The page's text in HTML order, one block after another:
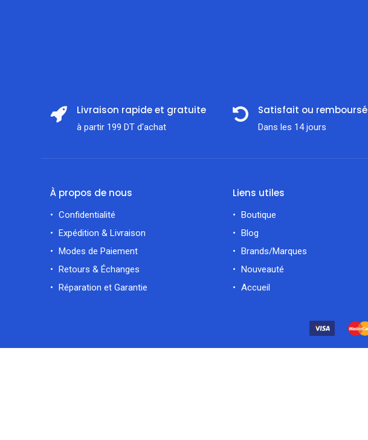
Livraison rapide et gratuite
à partir 199 DT d'achat
Satisfait ou remboursé
Dans les 14 jours
À propos de nous
Confidentialité
Expédition & Livraison
Modes de Paiement
Retours & Échanges
Réparation et Garantie
Liens utiles
Boutique
Blog
Brands/Marques
Nouveauté
Accueil